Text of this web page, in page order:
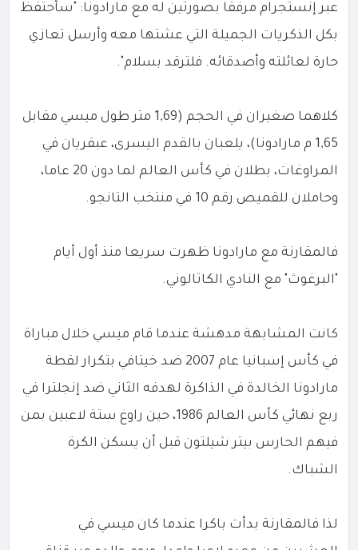
عبر إنستجرام مرفقا بصورتين له مع مارادونا: "سأحتفظ
بكل الذكريات الجميلة التي عشتها معه وأرسل تعازي
حارة لعائلته وأصدقائه. فلترقد بسلام".
كلاهما صغيران في الحجم (1,69 متر طول ميسي مقابل
1,65 م مارادونا)، يلعبان بالقدم اليسرى، عبقريان في
المراوغات، بطلان في كأس العالم لما دون 20 عاما،
وحاملان للقميص رقم 10 في منتخب التانجو.
فالمقارنة مع مارادونا ظهرت سريعا منذ أول أيام
"البرغوث" مع النادي الكاتالوني.
كانت المشابهة مدهشة عندما قام ميسي خلال مباراة
في كأس إسبانيا عام 2007 ضد خيتافي بتكرار لقطة
مارادونا الخالدة في الذاكرة لهدفه الثاني ضد إنجلترا في
ربع نهائي كأس العالم 1986، حين راوغ ستة لاعبين بمن
فيهم الحارس بيتر شيلتون قبل أن يسكن الكرة
الشباك.
لذا فالمقارنة بدأت باكرا عندما كان ميسي في